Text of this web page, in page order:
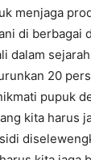
menjaga
di berbagai
dalam
20
pupuk
kita harus